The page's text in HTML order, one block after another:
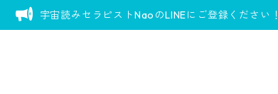
宇宙読みセラピストNaoのLINEにご登録ください！